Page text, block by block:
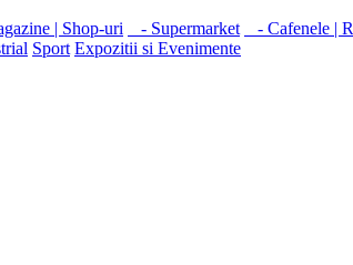
| Shop-uri - Supermarket - Cafenele |
Sport Expozitii si Evenimente